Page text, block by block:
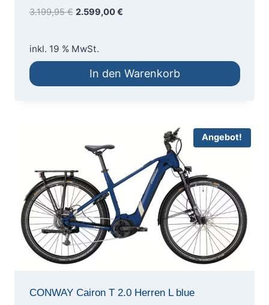
3.199,95€ Ursprünglicher
3.199,95 €
2.599,00€Aktueller
inkl. 19 % MwSt.
In den Warenkorb
Angebot!
CONWAY Cairon T 2.0 Herren L blue